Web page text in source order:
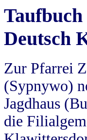
Deutsch
Zur Pfarrei
(Sypnywo)
Jagdhaus
die